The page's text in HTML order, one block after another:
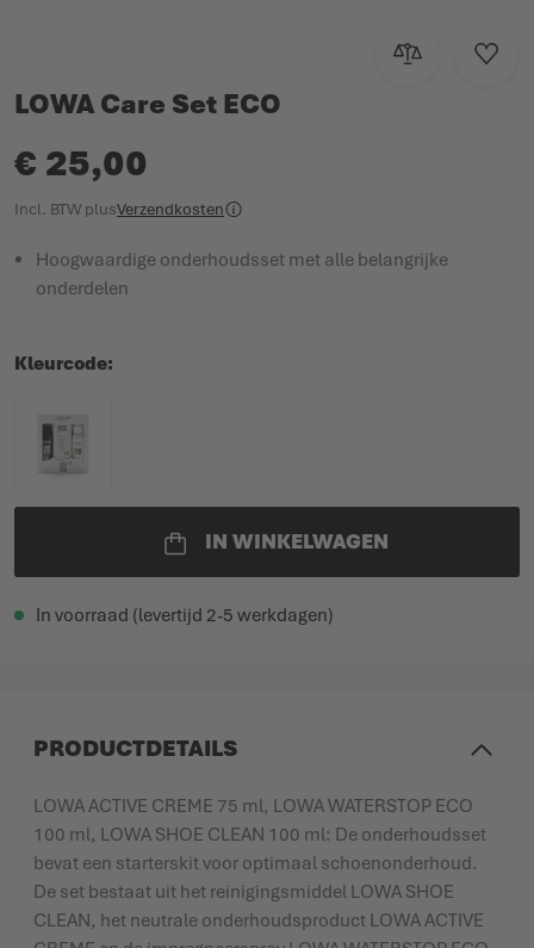
Toevoegen om
Voeg
LOWA Care Set ECO
€ 25,00
Incl. BTW plusVerzendkosten
Hoogwaardige onderhoudsset met alle belangrijke
onderdelen
Kleurcode
IN WINKELWAGEN
In voorraad (levertijd 2-5 werkdagen)
PRODUCTDETAILS
LOWA ACTIVE CREME 75 ml, LOWA WATERSTOP ECO
100 ml, LOWA SHOE CLEAN 100 ml: De onderhoudsset
bevat een starterskit voor optimaal schoenonderhoud.
De set bestaat uit het reinigingsmiddel LOWA SHOE
CLEAN, het neutrale onderhoudsproduct LOWA ACTIVE